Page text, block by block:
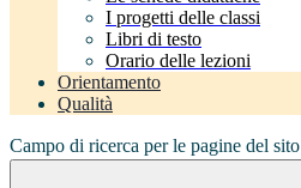
I progetti delle classi
Libri di testo
Orario delle lezioni
Orientamento
Qualità
Campo di ricerca per le pagine del sito